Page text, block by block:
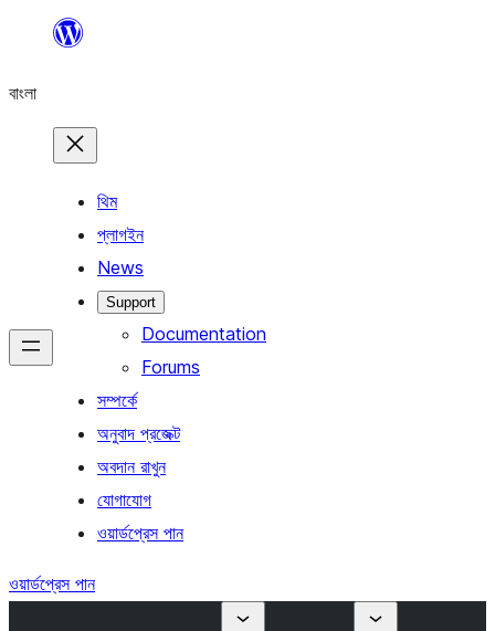
যান
বাংলা
থিম
প্লাগইন
News
Support
Documentation
Forums
সম্পর্কে
অনুবাদ প্রজেক্ট
অবদান রাখুন
যোগাযোগ
ওয়ার্ডপ্রেস পান
ওয়ার্ডপ্রেস পান